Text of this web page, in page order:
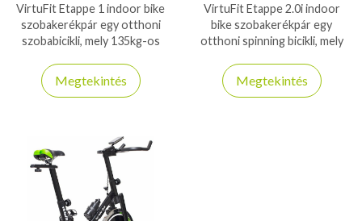
VirtuFit Etappe 1 indoor bike
szobakerékpár egy otthoni
szobabicikli, mely 135kg-os
Megtekintés
VirtuFit Etappe 2.0i indoor
bike szobakerékpár egy
otthoni spinning bicikli, mely
fitnesz applikációkkal!
Megtekintés